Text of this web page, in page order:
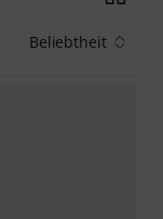
Beliebtheit